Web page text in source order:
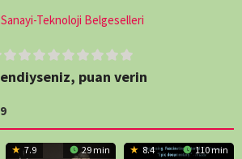
Sanayi-Teknoloji Belgeselleri
puan verin
7.9 29 min 8.4 110 min